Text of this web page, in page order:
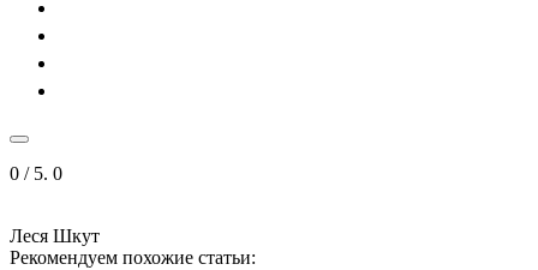
0 / 5. 0
Леся Шкут
Рекомендуем похожие статьи: